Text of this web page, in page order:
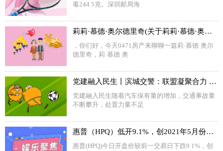
毒244 5克。深圳邮局海
莉莉·慕德·奥尔德里奇(关于莉莉·慕德·奥尔德里奇简述)
，你们好，今天0471房产来聊聊一篇莉·慕德·奥尔
德里奇，莉·慕德·奥
党建融入民生丨滨城交警：联盟凝聚合力 让事故处理更舒心
党建融入民生随着汽车保有量的增加，交通事故量
不断攀升，处置力量不足
惠普（HPQ）低开9.1%，创2021年5月份以来最大盘中跌幅
惠普(HPQ)今日开盘价较前一交易日下跌9 1%，创